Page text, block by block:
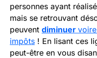
personnes ayant
mais se retrouvant
peuvent diminuer voire
impôts ! En lisant ces
peut-être en vous